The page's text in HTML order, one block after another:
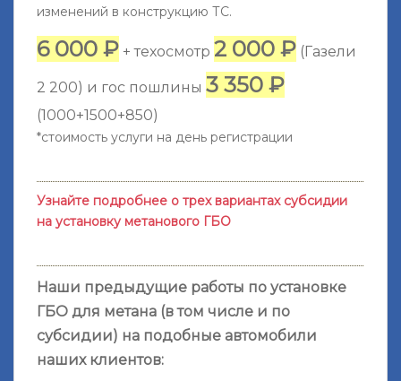
изменений в конструкцию ТС.
6 000 ₽ + техосмотр 2 000 ₽ (Газели
2 200) и гос пошлины 3 350 ₽
(1000+1500+850)
*стоимость услуги на день регистрации
Узнайте подробнее о трех вариантах субсидии
на установку метанового ГБО
Наши предыдущие работы по установке
ГБО для метана (в том числе и по
субсидии) на подобные автомобили
наших клиентов: